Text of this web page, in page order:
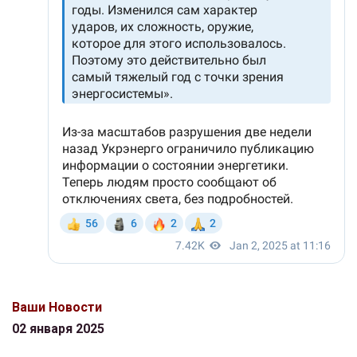
Ваши Новости
02 января 2025